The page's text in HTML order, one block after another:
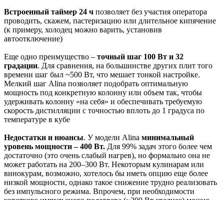
Встроенный таймер 24 ч позволяет без участия оператора
проводить, скажем, пастеризацию или длительное кипячение
(к примеру, холодец можно варить, установив
автоотключение)​
Еще одно преимущество – точный шаг 100 Вт и 32
градации. Для сравнения, на большинстве других плит того
времени шаг был ~500 Вт, что мешает тонкой настройке​.
Мелкий шаг Alina позволяет подобрать оптимальную
мощность под конкретную колонну или объем так, чтобы
удерживать колонну «на себя» и обеспечивать требуемую
скорость дистилляции с точностью вплоть до 1 градуса по
температуре в кубе​
Недостатки и нюансы. У модели Alina минимальный
уровень мощности – 400 Вт. Для 99% задач этого более чем
достаточно (это очень слабый нагрев), но формально она не
может работать на 200–300 Вт. Некоторым кулинарам или
винокурам, возможно, хотелось бы иметь опцию еще более
низкой мощности, однако такое снижение трудно реализовать
без импульсного режима. Впрочем, при необходимости